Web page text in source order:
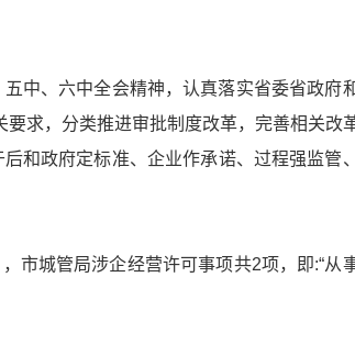
中、六中全会精神，认真落实省委省政府
求，分类推进审批制度改革，完善相关改
和政府定标准、企业作承诺、过程强监管
，市城管局涉企经营许可事项共2项，即:“从